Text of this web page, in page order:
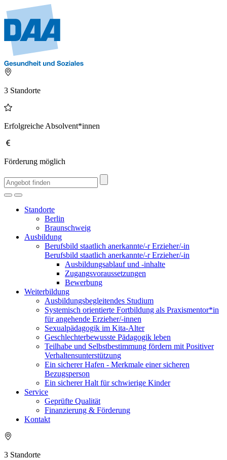
3 Standorte
Erfolgreiche Absolvent*innen
Förderung möglich
Standorte
Berlin
Braunschweig
Ausbildung
Berufsbild staatlich anerkannte/-r Erzieher/-in
Berufsbild staatlich anerkannte/-r Erzieher/-in
Ausbildungsablauf und -inhalte
Zugangsvoraussetzungen
Bewerbung
Weiterbildung
Ausbildungsbegleitendes Studium
Systemisch orientierte Fortbildung als Praxismentor*in
für angehende Erzieher/-innen
Sexualpädagogik im Kita-Alter
Geschlechterbewusste Pädagogik leben
Teilhabe und Selbstbestimmung fördern mit Positiver
Verhaltensunterstützung
Ein sicherer Hafen - Merkmale einer sicheren
Bezugsperson
Ein sicherer Halt für schwierige Kinder
Service
Geprüfte Qualität
Finanzierung & Förderung
Kontakt
3 Standorte